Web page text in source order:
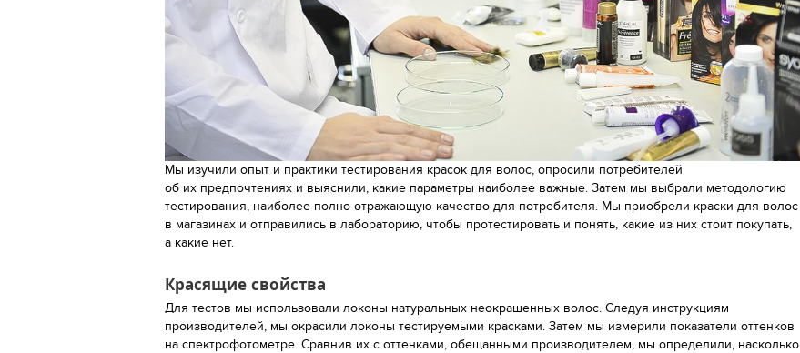
Мы изучили опыт и практики тестирования красок для волос, oпросили потребителей
об их предпочтениях и выяснили, какие параметры наиболее важные. Затем мы выбрали методологию
тестирования, наиболее полно отражающую качество для потребителя. Мы приобрели краски для волос
в магазинах и отправились в лабораторию, чтобы протестировать и понять, какие из них стоит покупать,
а какие нет.
Красящие свойства
Для тестов мы использовали локоны натуральных неокрашенных волос. Следуя инструкциям
производителей, мы окрасили локоны тестируемыми красками. Затем мы измерили показатели оттенков
на спектрофотометре. Сравнив их с оттенками, обещанными производителем, мы определили, насколько